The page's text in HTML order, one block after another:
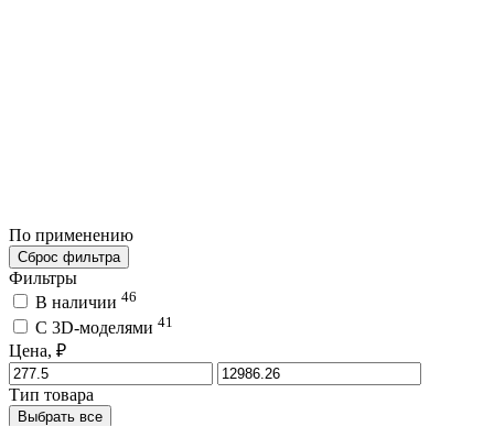
По применению
Сброс фильтра
Фильтры
В наличии 46
C 3D-моделями 41
Цена, ₽
Тип товара
Выбрать все